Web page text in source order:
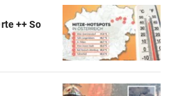
++ So